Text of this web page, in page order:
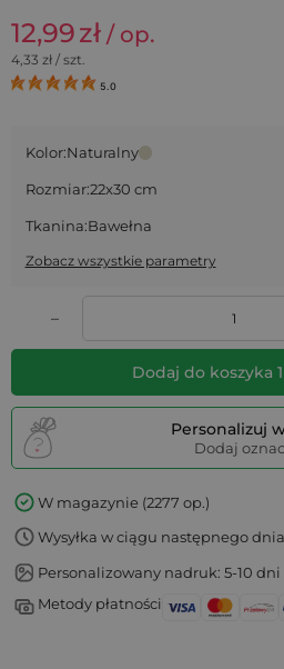
12,99zł / op.
4,33 zł / szt.
5.0
Kolor:Naturalny
Rozmiar:22x30 cm
Tkanina:Bawełna
Zobacz wszystkie parametry
–
Dodaj do koszyka 1
Personalizuj
Dodaj
W magazynie (2277 op.)
Wysyłka w ciągu następnego
Personalizowany nadruk: 5-10
Metody płatności